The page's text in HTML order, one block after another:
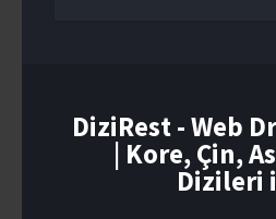
1. Sezon9. Bölüm
Loving Strangers
DiziRest - Web
| Kore, Çin,
Dizileri